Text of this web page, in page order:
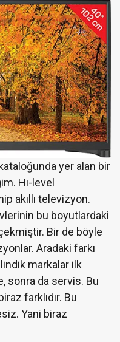
yer alan bir
Hı-level
akıllı televizyon.
bu boyutlardaki
Bir de böyle
Aradaki farkı
markalar ilk
sonra da servis. Bu
farklıdır. Bu
Yani biraz